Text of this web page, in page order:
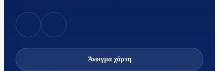
Άνοιγμα χάρτη